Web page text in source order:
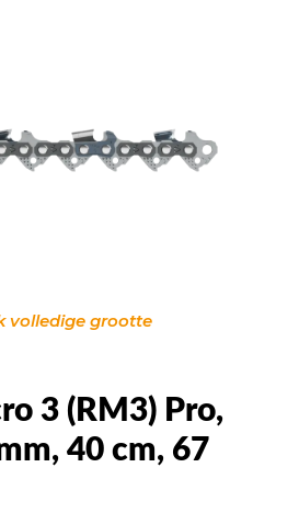
volledige grootte
3 (RM3) Pro,
40 cm, 67